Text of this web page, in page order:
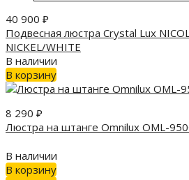
40 900 ₽
Подвесная люстра Crystal Lux
NICKEL/WHITE
В наличии
В корзину
8 290 ₽
Люстра на штанге Omnilux OML-
В наличии
В корзину